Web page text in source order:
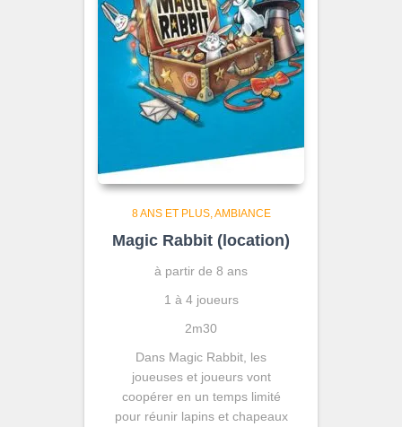
8 ANS ET PLUS AMBIANCE
Magic Rabbit (location)
à partir de 8 ans
1 à 4 joueurs
2m30
Dans Magic Rabbit, les
joueuses et joueurs vont
coopérer en un temps limité
pour réunir lapins et chapeaux